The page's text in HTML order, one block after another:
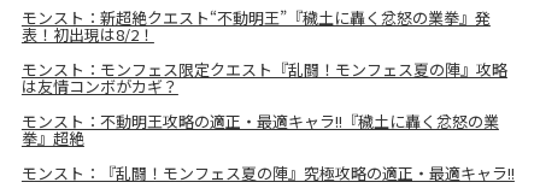
モンスト：新超絶クエスト“不動明王”『穢土に轟く忿怒の業拳』発
表！初出現は8/2！
モンスト：モンフェス限定クエスト『乱闘！モンフェス夏の陣』攻略
は友情コンボがカギ？
モンスト：不動明王攻略の適正・最適キャラ!!『穢土に轟く忿怒の業
拳』超絶
モンスト：『乱闘！モンフェス夏の陣』究極攻略の適正・最適キャラ!!